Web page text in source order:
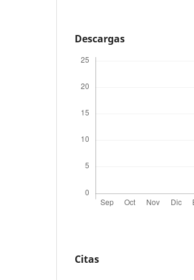
Descargas
Citas